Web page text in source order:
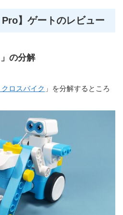
】ゲートのレビュー
の分解
クロスバイク 」を分解するところ